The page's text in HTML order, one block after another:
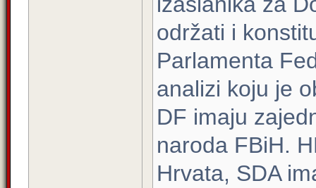
održati i
Parlamenta
analizi koju je
DF imaju
naroda FBiH.
Hrvata, SDA